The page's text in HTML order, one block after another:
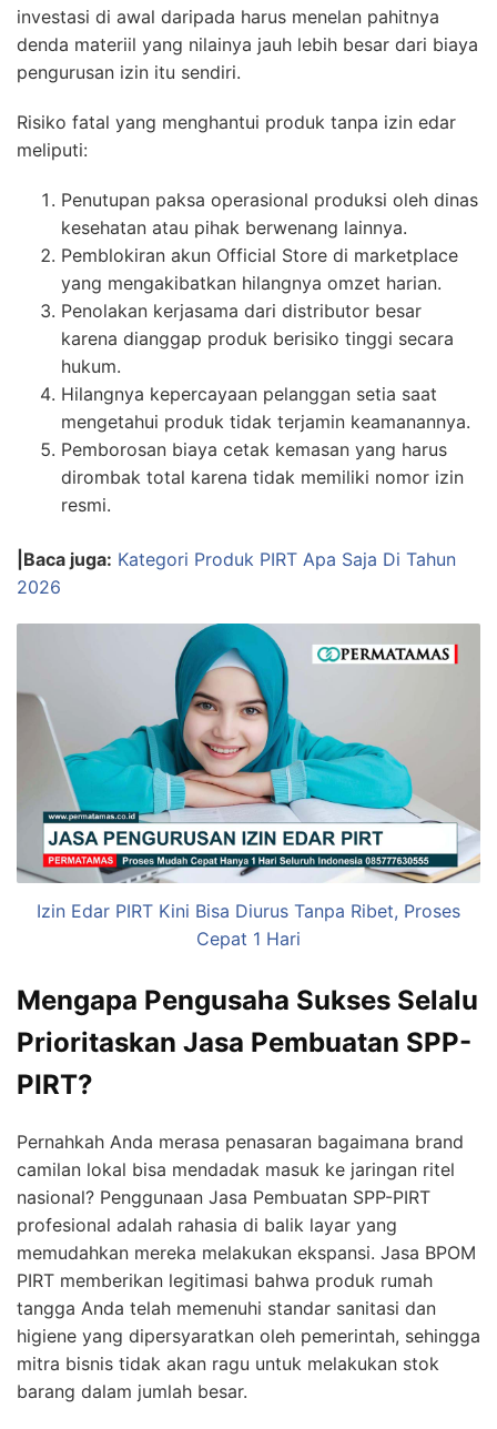
investasi di awal daripada harus menelan pahitnya
denda materiil yang nilainya jauh lebih besar dari biaya
pengurusan izin itu sendiri.
Risiko fatal yang menghantui produk tanpa izin edar
meliputi:
Penutupan paksa operasional produksi oleh dinas
kesehatan atau pihak berwenang lainnya.
Pemblokiran akun Official Store di marketplace
yang mengakibatkan hilangnya omzet harian.
Penolakan kerjasama dari distributor besar
karena dianggap produk berisiko tinggi secara
hukum.
Hilangnya kepercayaan pelanggan setia saat
mengetahui produk tidak terjamin keamanannya.
Pemborosan biaya cetak kemasan yang harus
dirombak total karena tidak memiliki nomor izin
resmi.
|Baca juga: Kategori Produk PIRT Apa Saja Di Tahun
2026
Izin Edar PIRT Kini Bisa Diurus Tanpa Ribet, Proses
Cepat 1 Hari
Mengapa Pengusaha Sukses Selalu
Prioritaskan Jasa Pembuatan SPP-
PIRT?
Pernahkah Anda merasa penasaran bagaimana brand
camilan lokal bisa mendadak masuk ke jaringan ritel
nasional? Penggunaan Jasa Pembuatan SPP-PIRT
profesional adalah rahasia di balik layar yang
memudahkan mereka melakukan ekspansi. Jasa BPOM
PIRT memberikan legitimasi bahwa produk rumah
tangga Anda telah memenuhi standar sanitasi dan
higiene yang dipersyaratkan oleh pemerintah, sehingga
mitra bisnis tidak akan ragu untuk melakukan stok
barang dalam jumlah besar.